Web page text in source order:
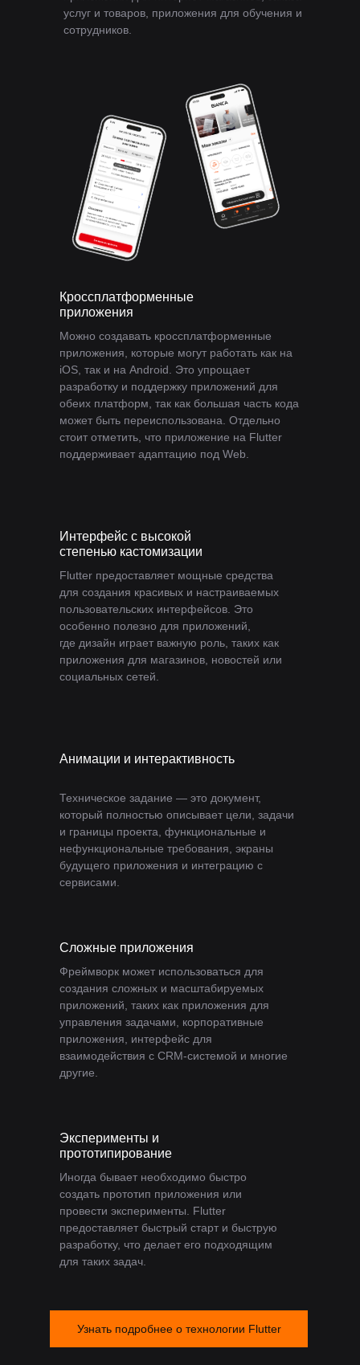
Кроссплатформенные
приложения
Можно создавать кроссплатформенные
приложения, которые могут работать как на
iOS, так и на Android. Это упрощает
разработку и поддержку приложений для
обеих платформ, так как большая часть кода
может быть переиспользована. Отдельно
стоит отметить, что приложение на Flutter
поддерживает адаптацию под Web.
Интерфейс с высокой
степенью кастомизации
Flutter предоставляет мощные средства
для создания красивых и настраиваемых
пользовательских интерфейсов. Это
особенно полезно для приложений,
где дизайн играет важную роль, таких как
приложения для магазинов, новостей или
социальных сетей.
услуг и товаров, приложения для обучения и
сотрудников.
Узнать подробнее о технологии Flutter
Анимации и интерактивность
Техническое задание — это документ,
который полностью описывает цели, задачи
и границы проекта, функциональные и
нефункциональные требования, экраны
будущего приложения и интеграцию с
сервисами.
Фреймворк может использоваться для
создания сложных и масштабируемых
приложений, таких как приложения для
управления задачами, корпоративные
приложения, интерфейс для
взаимодействия с CRM-системой и многие
другие.
Сложные приложения
Иногда бывает необходимо быстро
создать прототип приложения или
провести эксперименты. Flutter
предоставляет быстрый старт и быструю
разработку, что делает его подходящим
для таких задач.
Эксперименты и
прототипирование